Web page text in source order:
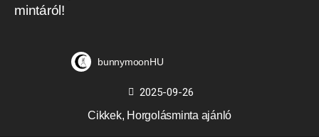
mintáról!
bunnymoonHU
2025-09-26
Cikkek, Horgolásminta ajánló